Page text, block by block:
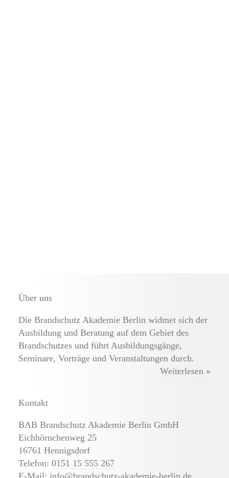
Über uns
Die Brandschutz Akademie Berlin widmet sich der
Ausbildung und Beratung auf dem Gebiet des
Brandschutzes und führt Ausbildungsgänge,
Seminare, Vorträge und Veranstaltungen durch.
Weiterlesen »
Kontakt
BAB Brandschutz Akademie Berlin GmbH
Eichhörnchenweg 25
16761 Hennigsdorf
Telefon: 0151 15 555 267
E-Mail: info@brandschutz-akademie-berlin.de